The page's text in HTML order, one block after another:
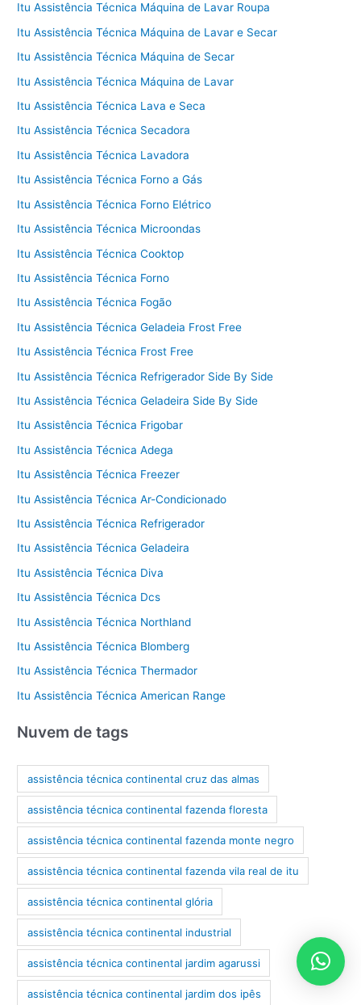
Itu Assistência Técnica Máquina de Lavar Roupa
Itu Assistência Técnica Máquina de Lavar e Secar
Itu Assistência Técnica Máquina de Secar
Itu Assistência Técnica Máquina de Lavar
Itu Assistência Técnica Lava e Seca
Itu Assistência Técnica Secadora
Itu Assistência Técnica Lavadora
Itu Assistência Técnica Forno a Gás
Itu Assistência Técnica Forno Elétrico
Itu Assistência Técnica Microondas
Itu Assistência Técnica Cooktop
Itu Assistência Técnica Forno
Itu Assistência Técnica Fogão
Itu Assistência Técnica Geladeia Frost Free
Itu Assistência Técnica Frost Free
Itu Assistência Técnica Refrigerador Side By Side
Itu Assistência Técnica Geladeira Side By Side
Itu Assistência Técnica Frigobar
Itu Assistência Técnica Adega
Itu Assistência Técnica Freezer
Itu Assistência Técnica Ar-Condicionado
Itu Assistência Técnica Refrigerador
Itu Assistência Técnica Geladeira
Itu Assistência Técnica Diva
Itu Assistência Técnica Dcs
Itu Assistência Técnica Northland
Itu Assistência Técnica Blomberg
Itu Assistência Técnica Thermador
Itu Assistência Técnica American Range
Nuvem de tags
assistência técnica continental cruz das almas
assistência técnica continental fazenda floresta
assistência técnica continental fazenda monte negro
assistência técnica continental fazenda vila real de itu
assistência técnica continental glória
assistência técnica continental industrial
assistência técnica continental jardim agarussi
assistência técnica continental jardim dos ipês